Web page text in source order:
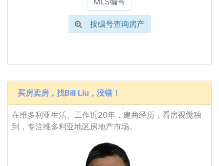
按编号查询房产
买房卖房，找Bill Liu，没错！
在维多利亚生活、工作近20年，建商经历，看房视觉独
到，专注维多利亚地区房地产市场。